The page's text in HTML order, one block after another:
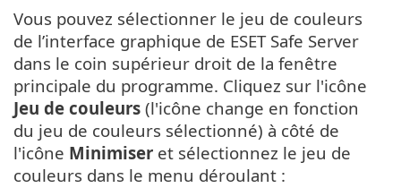
Vous pouvez sélectionner le jeu de couleurs
de l’interface graphique de ESET Safe Server
dans le coin supérieur droit de la fenêtre
principale du programme. Cliquez sur l'icône
Jeu de couleurs (l'icône change en fonction
du jeu de couleurs sélectionné) à côté de
l'icône Minimiser et sélectionnez le jeu de
couleurs dans le menu déroulant :